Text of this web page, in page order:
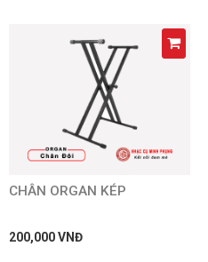
CHÂN ORGAN KÉP
200,000 VNĐ